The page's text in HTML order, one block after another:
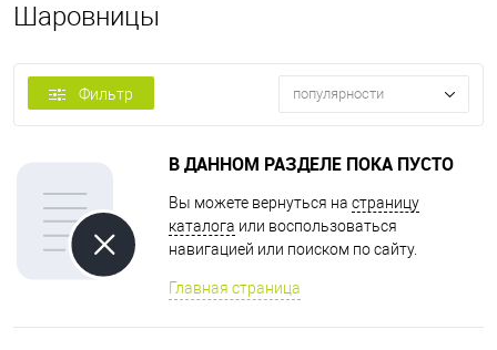
Шаровницы
Фильтр популярности
В ДАННОМ РАЗДЕЛЕ ПОКА ПУСТО
Вы можете вернуться на страницу
каталога или воспользоваться
навигацией или поиском по сайту.
Главная страница